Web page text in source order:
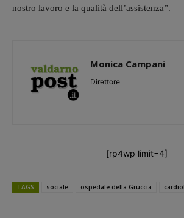
nostro lavoro e la qualità dell’assistenza”.
Monica Campani
Direttore
[rp4wp limit=4]
TAGS sociale ospedale della Gruccia